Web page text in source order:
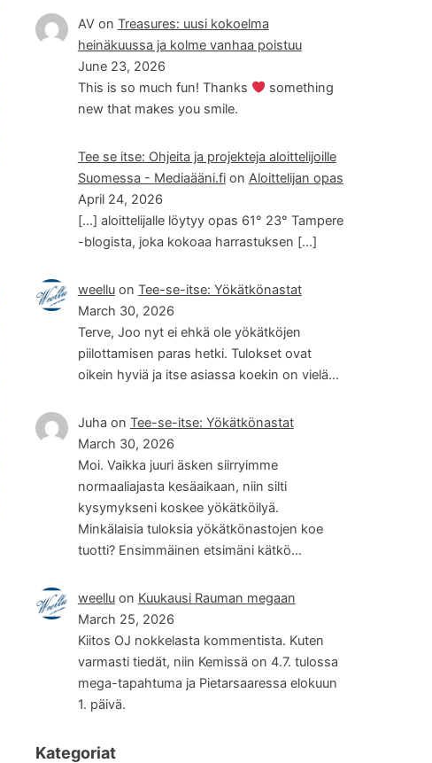
AVon Treasures: uusi kokoelma
heinäkuussa ja kolme vanhaa poistuu
June 23, 2026
This is so much fun! Thanks
something
new that makes you smile.
Tee se itse: Ohjeita ja projekteja aloittelijoille
Suomessa - Mediaääni.fion Aloittelijan opas
April 24, 2026
[…] aloittelijalle löytyy opas 61° 23° Tampere
-blogista, joka kokoaa harrastuksen […]
weelluon Tee-se-itse: Yökätkönastat
March 30, 2026
Terve, Joo nyt ei ehkä ole yökätköjen
piilottamisen paras hetki. Tulokset ovat
oikein hyviä ja itse asiassa koekin on vielä…
Juha on Tee-se-itse: Yökätkönastat
March 30, 2026
Moi. Vaikka juuri äsken siirryimme
normaaliajasta kesäaikaan, niin silti
kysymykseni koskee yökätköilyä.
Minkälaisia tuloksia yökätkönastojen koe
tuotti? Ensimmäinen etsimäni kätkö…
weelluon Kuukausi Rauman megaan
March 25, 2026
Kiitos OJ nokkelasta kommentista. Kuten
varmasti tiedät, niin Kemissä on 4.7. tulossa
mega-tapahtuma ja Pietarsaaressa elokuun
1. päivä.
Kategoriat